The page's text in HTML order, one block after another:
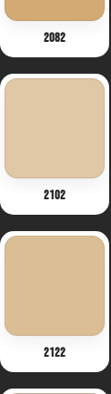
2082
2102
2122